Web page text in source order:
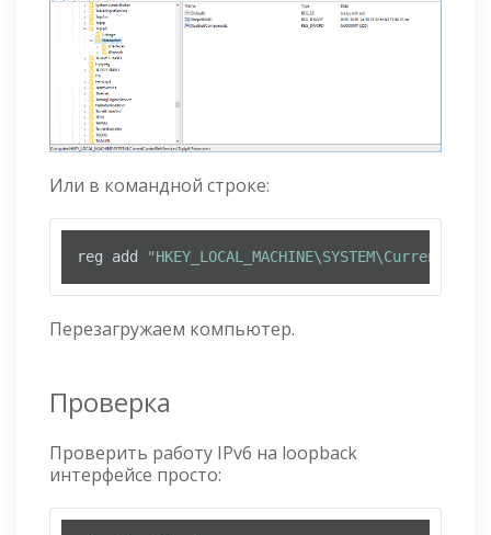
Или в командной строке:
reg add
Перезагружаем компьютер.
Проверка
Проверить работу IPv6 на loopback
интерфейсе просто: